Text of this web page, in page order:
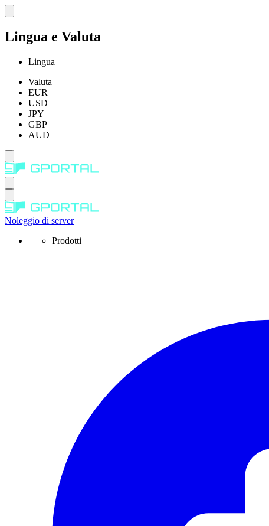
Lingua e Valuta
Lingua
Valuta
EUR
USD
JPY
GBP
AUD
Noleggio di server
Prodotti